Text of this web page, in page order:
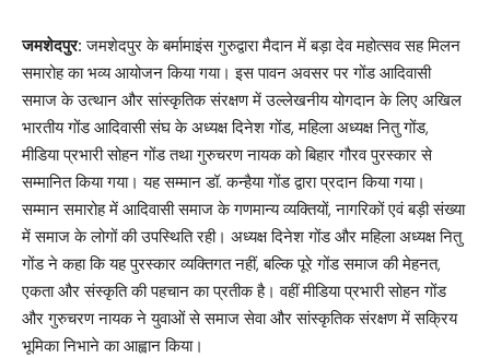
जमशेदपुर: जमशेदपुर के बर्मामाइंस गुरुद्वारा मैदान में बड़ा देव महोत्सव सह मिलन
समारोह का भव्य आयोजन किया गया। इस पावन अवसर पर गोंड आदिवासी
समाज के उत्थान और सांस्कृतिक संरक्षण में उल्लेखनीय योगदान के लिए अखिल
भारतीय गोंड आदिवासी संघ के अध्यक्ष दिनेश गोंड, महिला अध्यक्ष नितु गोंड,
मीडिया प्रभारी सोहन गोंड तथा गुरुचरण नायक को बिहार गौरव पुरस्कार से
सम्मानित किया गया। यह सम्मान डॉ. कन्हैया गोंड द्वारा प्रदान किया गया।
सम्मान समारोह में आदिवासी समाज के गणमान्य व्यक्तियों, नागरिकों एवं बड़ी संख्या
में समाज के लोगों की उपस्थिति रही। अध्यक्ष दिनेश गोंड और महिला अध्यक्ष नितु
गोंड ने कहा कि यह पुरस्कार व्यक्तिगत नहीं, बल्कि पूरे गोंड समाज की मेहनत,
एकता और संस्कृति की पहचान का प्रतीक है। वहीं मीडिया प्रभारी सोहन गोंड
और गुरुचरण नायक ने युवाओं से समाज सेवा और सांस्कृतिक संरक्षण में सक्रिय
भूमिका निभाने का आह्वान किया।